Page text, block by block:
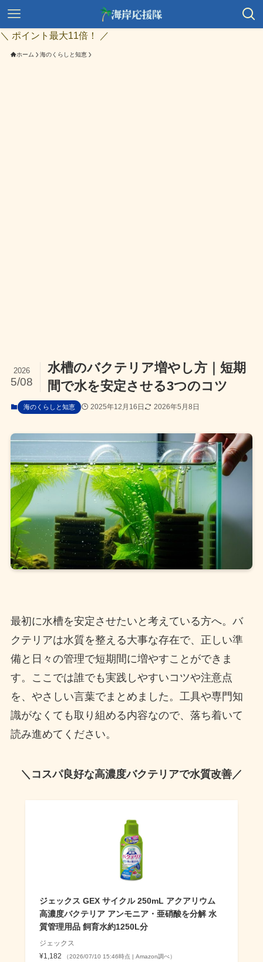
＼ ポイント最大11倍！ ／
ホーム 海のくらしと知恵
水槽のバクテリア増やし方｜短期
間で水を安定させる3つのコツ
2026
5/08
海のくらしと知恵 2025年12月16日 2026年5月8日
最初に水槽を安定させたいと考えている方へ。バ
クテリアは水質を整える大事な存在で、正しい準
備と日々の管理で短期間に増やすことができま
す。ここでは誰でも実践しやすいコツや注意点
を、やさしい言葉でまとめました。工具や専門知
識がなくても取り組める内容なので、落ち着いて
読み進めてください。
＼コスパ良好な高濃度バクテリアで水質改善／
ジェックス GEX サイクル 250mL アクアリウム
高濃度バクテリア アンモニア・亜硝酸を分解 水
質管理用品 飼育水約1250L分
ジェックス
¥1,182
（2026/07/10 15:46時点 | Amazon調べ）